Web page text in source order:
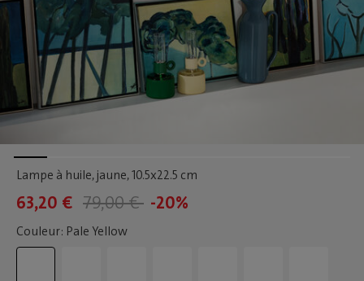
Lampe à huile, jaune, 10.5x22.5 cm
63,20 € 79,00 € -20%
Couleur: Pale Yellow